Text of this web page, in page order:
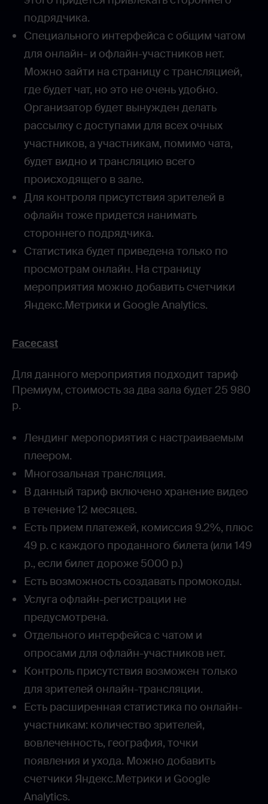
подрядчика.
Специального интерфейса с общим чатом
для онлайн- и офлайн-участников нет.
Можно зайти на страницу с трансляцией,
где будет чат, но это не очень удобно.
Организатор будет вынужден делать
рассылку с доступами для всех очных
участников, а участникам, помимо чата,
будет видно и трансляцию всего
происходящего в зале.
Для контроля присутствия зрителей в
офлайн тоже придется нанимать
стороннего подрядчика.
Статистика будет приведена только по
просмотрам онлайн. На страницу
мероприятия можно добавить счетчики
Яндекс.Метрики и Google Analytics.
Facecast
Для данного мероприятия подходит тариф
Премиум, стоимость за два зала будет 25 980
р.
Лендинг меропориятия с настраиваемым
плеером.
Многозальная трансляция.
В данный тариф включено хранение видео
в течение 12 месяцев.
Есть прием платежей, комиссия 9.2%, плюс
49 р. с каждого проданного билета (или 149
р., если билет дороже 5000 р.)
Есть возможность создавать промокоды.
Услуга офлайн-регистрации не
предусмотрена.
Отдельного интерфейса с чатом и
опросами для офлайн-участников нет.
Контроль присутствия возможен только
для зрителей онлайн-трансляции.
Есть расширенная статистика по онлайн-
участникам: количество зрителей,
вовлеченность, география, точки
появления и ухода. Можно добавить
счетчики Яндекс.Метрики и Google
Analytics.